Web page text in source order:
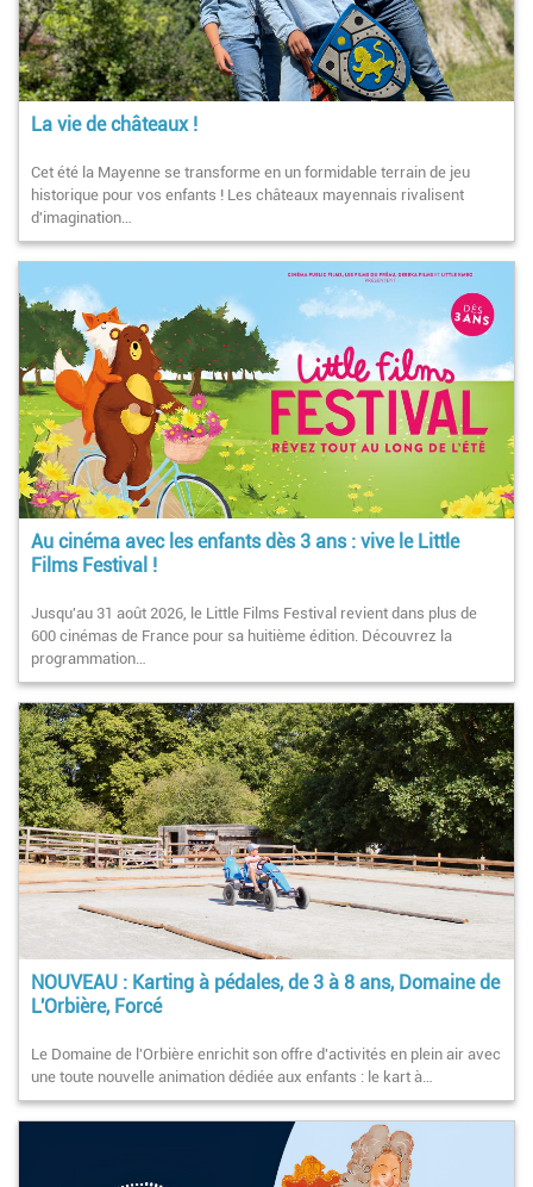
La vie de châteaux !
Cet été la Mayenne se transforme en un formidable terrain de jeu
historique pour vos enfants ! Les châteaux mayennais rivalisent
d'imagination…
Au cinéma avec les enfants dès 3 ans : vive le Little
Films Festival !
Jusqu'au 31 août 2026, le Little Films Festival revient dans plus de
600 cinémas de France pour sa huitième édition. Découvrez la
programmation…
NOUVEAU : Karting à pédales, de 3 à 8 ans, Domaine de
L'Orbière, Forcé
Le Domaine de l'Orbière enrichit son offre d'activités en plein air avec
une toute nouvelle animation dédiée aux enfants : le kart à…